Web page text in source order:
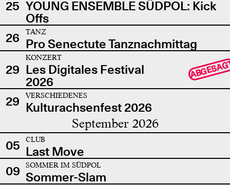
25 YOUNG ENSEMBLE SÜDPOL: Kick
Offs
26
TANZ
Pro Senectute Tanznachmittag
29
KONZERT
Les Digitales Festival
2026
29 VERSCHIEDENES
Kulturachsenfest 2026
September 2026
05 CLUB
Last Move
09
SOMMER IM SÜDPOL
Sommer-Slam